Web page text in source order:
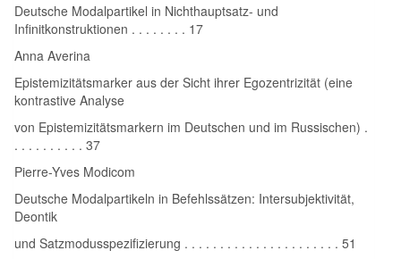
Deutsche Modalpartikel in Nichthauptsatz- und
Infinitkonstruktionen . . . . . . . . 17
Anna Averina
Epistemizitätsmarker aus der Sicht ihrer Egozentrizität (eine
kontrastive Analyse
von Epistemizitätsmarkern im Deutschen und im Russischen) .
. . . . . . . . . . 37
Pierre-Yves Modicom
Deutsche Modalpartikeln in Befehlssätzen: Intersubjektivität,
Deontik
und Satzmodusspezifizierung . . . . . . . . . . . . . . . . . . . . . . 51